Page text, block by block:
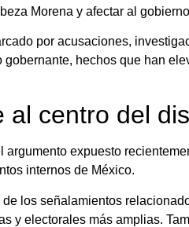
Morena y afectar al
por acusaciones,
hechos que han
al centro del
argumento expuesto
internos de México.
los señalamientos
y electorales más amplias.